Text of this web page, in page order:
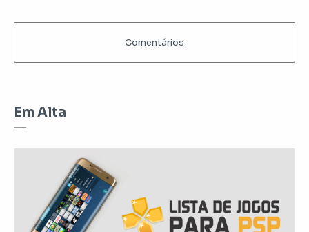
Em Alta